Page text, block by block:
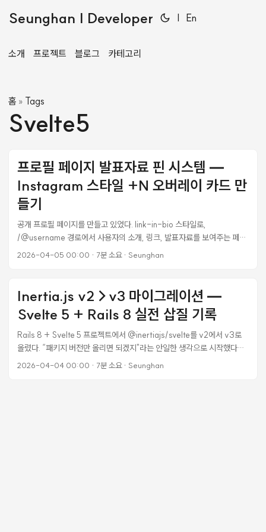
Seunghan | Developer | En
소개 프로젝트 블로그 카테고리
홈 » Tags
Svelte5
프로필 페이지 발표자료 핀 시스템 —
Instagram 스타일 +N 오버레이 카드 만
들기
공개 프로필 페이지를 만들고 있었다. link-in-bio 스타일로,
/@username 경로에서 사용자의 소개, 링크, 발표자료를 보여주는 페이
지다. 발표자료가 9개 올라가 있었는데, 전부 나열하니까 프로필이 포트폴
로 유도하는 게 맞았다. 그런데 “더보기"를 어떻게 보여줄지가 문제였다.
별도 버튼? 빈 카드? 결국 Instagram 앨범처럼 마지막 썸네일 위에 반투
명 오버레이를 올리는 방식으로 갔다. 이 글은 그 과정의 기록이다. 기존 구
조: 전부 보여주기 처음 구현은 단순했다. 컨트롤러에서
published.on_profile 스코프로 가져온 발표자료를 전부 넘기고, 프론트
에서 2열 그리드로 렌더링했다. ...
2026-04-05 00:00 · 7분 소요· Seunghan
Inertia.js v2→v3 마이그레이션 —
Svelte 5 + Rails 8 실전 삽질 기록
Rails 8 + Svelte 5 프로젝트에서 @inertiajs/svelte를 v2에서 v3로
올렸다. “패키지 버전만 올리면 되겠지"라는 안일한 생각으로 시작했다가
반나절을 날렸다. 이 글은 그 삽질의 기록이다. 왜 업그레이드해야 했나 프
2026-04-04 00:00 · 7분 소요· Seunghan